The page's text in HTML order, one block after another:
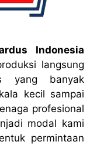
Indonesia
langsung
yang banyak
kecil sampai
profesional
modal kami
permintaan